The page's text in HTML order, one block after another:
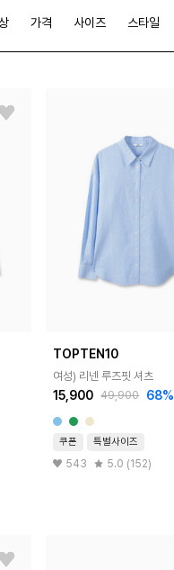
가격 사이즈 스타일
TOPTEN10
여성) 리넨 루즈핏 셔츠
15,900 49,900 68%
쿠폰 특별사이즈
543 5.0 (152)